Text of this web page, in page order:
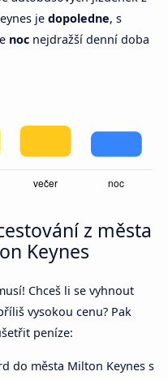
je dopoledne, s
noc nejdražší denní doba
z města
Keynes
Chceš li se vyhnout
vysokou cenu? Pak
peníze:
do města Milton Keynes s